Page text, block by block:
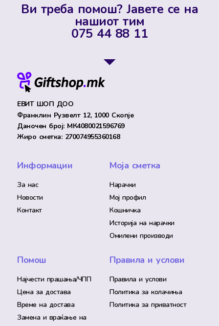
Ви треба помош? Јавете се на
нашиот тим
075 44 88 11
ЕВИТ ШОП ДОО
Франклин Рузвелт 12, 1000 Скопје
Даночен број: МК4080021596769
Жиро сметка: 270074955360168
Информации
За нас
Новости
Контакт
Моја сметка
Нарачки
Мој профил
Кошничка
Историја на нарачки
Омилени производи
Помош
Најчести прашања/ЧПП
Цена за достава
Време на достава
Замена и враќање на
Правила и услови
Правила и услови
Политика за колачиња
Политика за приватност